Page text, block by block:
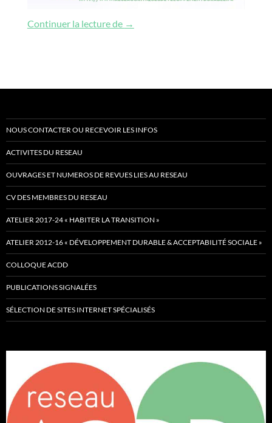
Continuer la lecture de Urgence environnementale et
→
NOUS CONTACTER OU RECEVOIR LES INFOS
ACTIVITES DU RESEAU
OUVRAGES ET NUMEROS DE REVUES LIES AU RESEAU
CV DES MEMBRES DU RESEAU
ATELIER 2017-24 « HABITER LA TRANSITION »
ATELIER 2012-16 « DÉVELOPPEMENT DURABLE & ACCEPTABILITÉ SOCIALE »
COLLOQUE ACDD
PUBLICATIONS SIGNALÉES
SÉLECTION DE SITES INTERNET SPÉCIALISÉS